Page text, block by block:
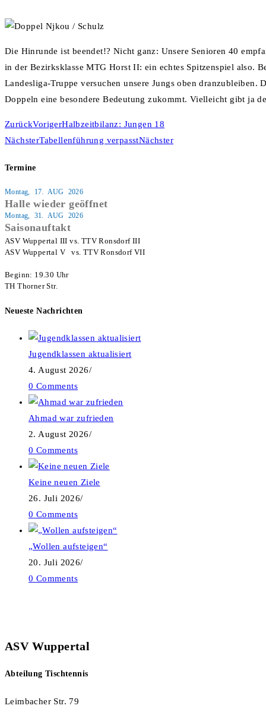
Die Hinrunde ist beendet!? Nicht ganz: Unsere Senioren 40
in der Bezirksklasse MTG Horst II: ein echtes Spitzenspiel also.
Landesliga-Truppe versuchen unsere Jungs oben
Doppeln eine besondere Bedeutung zukommt. Vielleicht gibt ja
ZurückVorigerHalbzeitbilanz: Jungen 18
NächsterTabellenführung verpasstNächster
Termine
Montag, 17. AUG 2026
Halle wieder geöffnet
Montag, 31. AUG 2026
Saisonauftakt
ASV Wuppertal III vs. TTV Ronsdorf III
ASV Wuppertal V   vs. TTV Ronsdorf VII
Beginn: 19.30 Uhr
TH Thorner Str.
Neueste Nachrichten
Jugendklassen aktualisiert
4. August 2026/
0 Comments
Ahmad war zufrieden
2. August 2026/
0 Comments
Keine neuen Ziele
26. Juli 2026/
0 Comments
„Wollen aufsteigen“
20. Juli 2026/
0 Comments
ASV Wuppertal
Abteilung Tischtennis
Leimbacher Str. 79